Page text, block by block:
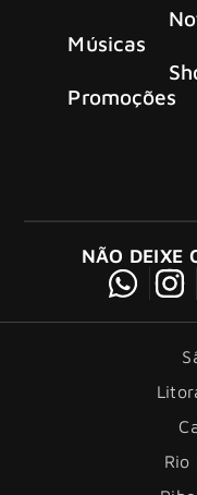
Músicas
Promoções
NÃO DEIXE
Rio